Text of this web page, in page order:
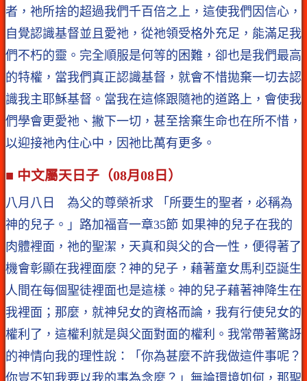
者，祂所捨的超過我們千百倍之上，這使我們因信心，
自覺認識基督並且愛祂，從祂領受格外充足，能滿足我
們不朽的靈。完全順服是何等的困難，卻也是我們最高
的特權，當我們真正認識基督，就會不惜拋棄一切去認
識我主耶穌基督。當我在這條跟隨祂的道路上，會使我
們學會更愛祂、撇下一切，甚至捨棄生命也在所不惜，
以迎接祂內住心中，因祂比萬有更多。
■ 中文屬天日子（08月08日）
八月八日 為父的尊榮祈求 「所要生的聖者，必稱為
神的兒子。」路加福音一章35節 如果神的兒子在我的
肉體裡面，祂的聖潔，天真和與父的合一性，便得著了
機會彰顯在我裡面麼？神的兒子，藉著童女馬利亞誕生
人間在每個聖徒裡面也是這樣。神的兒子藉著神降生在
我裡面；那麼，就神兒女的資格而論，我有行使兒女的
權利了，這權利就是與父面對面的權利。我常帶著驚訝
的神情向我的理性說：「你為甚麼不許我做這件事呢？
你豈不知我要以我的事為念麼？」無論環境如何，那聖